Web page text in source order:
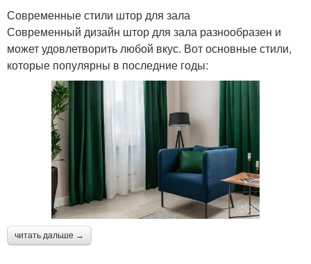
Современные стили штор для зала
Современный дизайн штор для зала разнообразен и
может удовлетворить любой вкус. Вот основные стили,
которые популярны в последние годы:
читать дальше →